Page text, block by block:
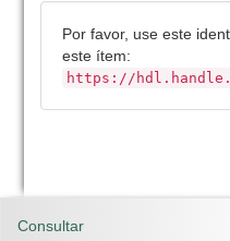
Por favor, use este
este ítem:
https://
Consultar